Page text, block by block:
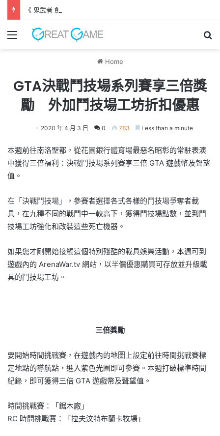
《 鬼武者 劍之道 》 實機試玩報告 源義經將是事件的起源！？
Menu
Home
GTA決戰鬥技場系列賽享三倍獎
勵 外加鬥技場工坊折扣優惠
2020 年 4 月 3 日 0 763 Less than a minute
本週前往南洛聖都，從花園銀行體育場最惡名昭彰的常駐表演
中獲得三倍福利：決戰鬥技場系列賽享三倍 GTA 遊戲幣及聲望
值。
在「決戰鬥技場」，參賽者選擇各式各樣的鬥技場爭奪者載
具，在九種不同的戰鬥中一較高下，獲得鬥技場點數，並到鬥
技場工坊強化和改裝這些死亡機器。
如果您才剛開始接觸這個特別殘酷的載具娛樂活動，本週可到
遊戲內的 ArenaWar.tv 網站，以半價優惠購買可存放並升級載
具的鬥技場工坊。
三倍獎勵
要開始時間挑戰賽，在遊戲內的地圖上設定前往時間挑戰賽標
定地點的導航點，進入紫色光圈即可參賽。本週打破標準時間
紀錄，即可獲得三倍 GTA 遊戲幣及聲望值。
時間挑戰賽：「鋸木廠」
RC 時間挑戰賽：「拉夫汶特布蘭卡牧場」